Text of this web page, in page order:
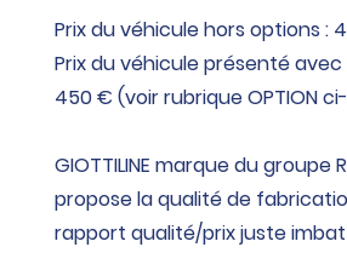
Prix du véhicule hors options :
Prix du véhicule présenté avec
450 € (voir rubrique OPTION
GIOTTILINE marque du groupe
propose la qualité de
rapport qualité/prix juste